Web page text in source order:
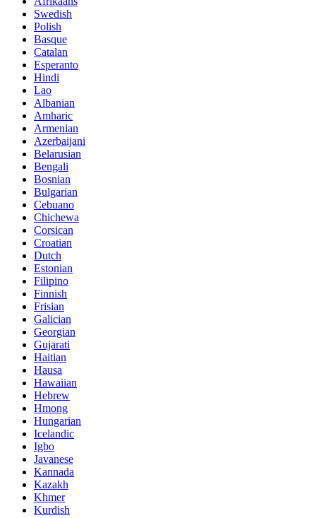
Swedish
Polish
Basque
Catalan
Esperanto
Hindi
Lao
Albanian
Amharic
Armenian
Azerbaijani
Belarusian
Bengali
Bosnian
Bulgarian
Cebuano
Chichewa
Corsican
Croatian
Dutch
Estonian
Filipino
Finnish
Frisian
Galician
Georgian
Gujarati
Haitian
Hausa
Hawaiian
Hebrew
Hmong
Hungarian
Icelandic
Igbo
Javanese
Kannada
Kazakh
Khmer
Kurdish